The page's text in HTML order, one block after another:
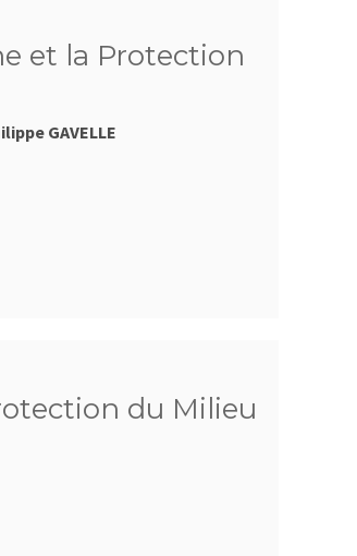
et la Protection
GAVELLE
du Milieu